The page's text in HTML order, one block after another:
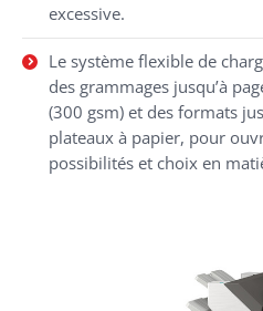
excessive.
Le système flexible de
des grammages jusqu’à
(300 gsm) et des formats
plateaux à papier, pour
possibilités et choix en